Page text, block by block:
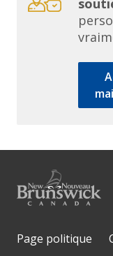
Page politique